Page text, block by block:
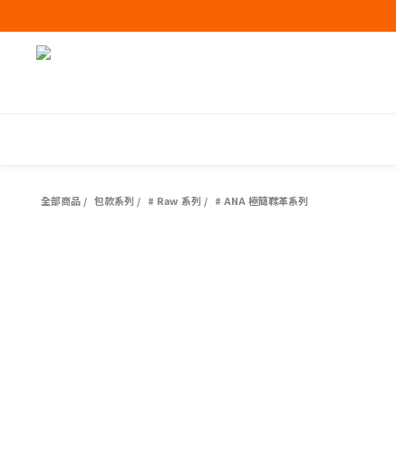
全部商品 / 包款系列 / # Raw 系列 / # ANA 極簡鞣革系列